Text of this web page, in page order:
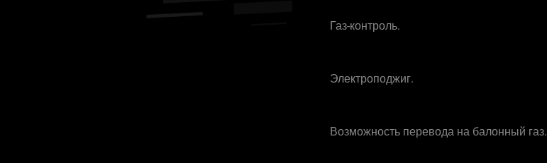
Газ-контроль.
Электроподжиг.
Возможность перевода на балонный газ.